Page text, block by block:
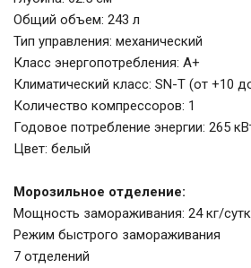
Общий объем: 243 л
Тип управления: механический
Класс энергопотребления: А+
Климатический класс: SN-T (от +10
Количество компрессоров: 1
Годовое потребление энергии: 265
Цвет: белый
Морозильное отделение:
Мощность замораживания: 24 кг/
Режим быстрого замораживания
7 отделений